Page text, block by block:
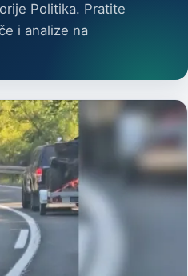
Politika. Pratite
i analize na